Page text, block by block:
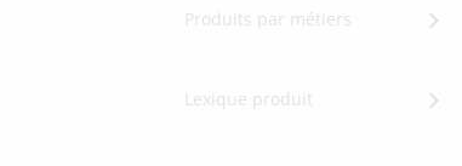
Produits par métiers
Lexique produit